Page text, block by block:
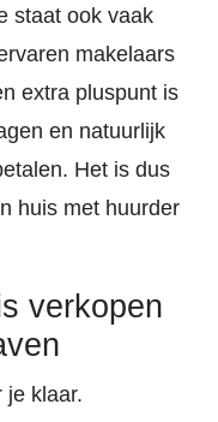
staat ook vaak
makelaars
extra pluspunt is
en natuurlijk
Het is dus
huis met huurder
verkopen
je klaar.